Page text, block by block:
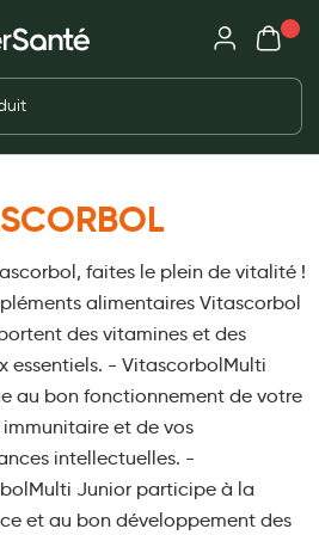
Ouvrir
Créer un compte
Mon
Votre panier est vide
faites le plein de vitalité !
alimentaires Vitascorbol
des vitamines et des
essentiels. - VitascorbolMulti
au bon fonctionnement de votre
immunitaire et de vos
intellectuelles. -
Junior participe à la
et au bon développement des